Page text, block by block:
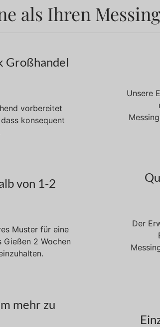
als Ihren
Großhandel
vorbereitet
konsequent
Unsere
von 1-2
Muster für eine
2 Wochen
Der
mehr zu